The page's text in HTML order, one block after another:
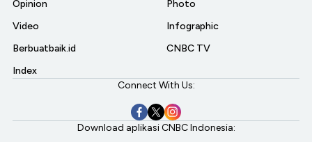
Opinion
Video
Berbuatbaik.id
Index
Photo
Infographic
CNBC TV
Connect With Us:
Download aplikasi CNBC Indonesia: